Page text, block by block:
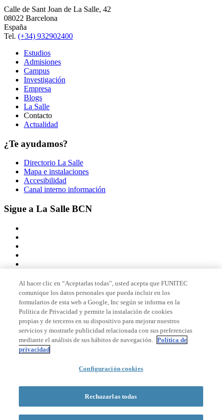
Calle de Sant Joan de La Salle, 42
08022 Barcelona
España
Tel. (+34) 932902400
Estudios
Admisiones
Campus
Investigación
Empresa
Blogs
La Salle
Contacto
Actualidad
¿Te ayudamos?
Directorio La Salle
Mapa e instalaciones
Accesibilidad
Canal interno información
Sigue a La Salle BCN
Miembro de
Acreditaciones
© 2026 La Salle Campus Barcelona - URL |
Formulario de búsqueda
Al hacer clic en “Aceptarlas todas”, usted acepta que FUNITEC
comunique los datos personales que pueda incluir en los
formularios de esta web a Google, Inc según se informa en la
Política de Privacidad y permite la instalación de cookies
propias y de terceros en su dispositivo para mejorar nuestros
servicios y mostrarle publicidad relacionada con sus preferencias
mediante el análisis de sus hábitos de navegación. Política de
privacidad
Configuración cookies
Rechazarlas todas